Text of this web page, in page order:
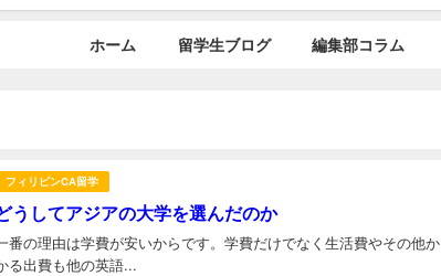
ホーム 留学生ブログ 編集部コラム
フィリピンCA留学
うしてアジアの大学を選んだのか
番の理由は学費が安いからです。学費だけでなく生活費やその他か
る出費も他の英語...